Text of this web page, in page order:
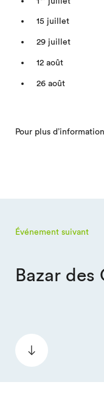
15 juillet
29 juillet
12 août
26 août
Pour plus
Événement suivant
Bazar des